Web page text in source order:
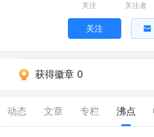
关注 关注者
关注
获得徽章 0
动态 文章 专栏 沸点